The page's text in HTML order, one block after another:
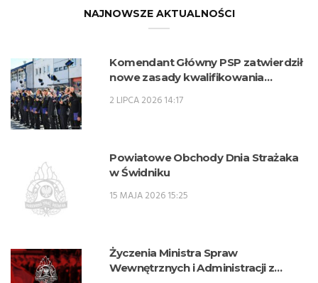
NAJNOWSZE AKTUALNOŚCI
Komendant Główny PSP zatwierdził
nowe zasady kwalifikowania
zawodowe w zawodzie technik
2 LIPCA 2026 14:17
Powiatowe Obchody Dnia Strażaka
w Świdniku
15 MAJA 2026 15:25
Życzenia Ministra Spraw
Wewnętrznych i Administracji z